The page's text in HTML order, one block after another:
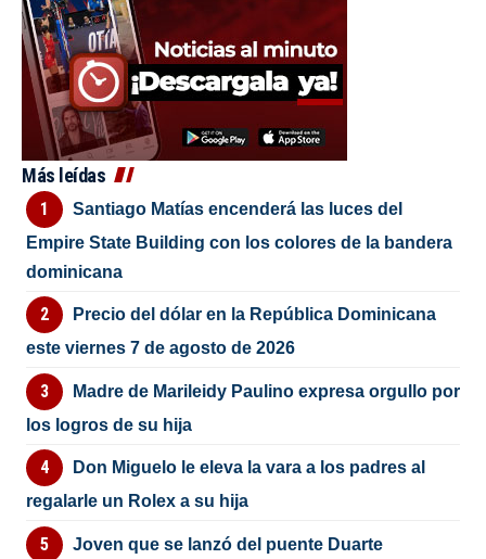
Más leídas
Santiago Matías encenderá las luces del
Empire State Building con los colores de la bandera
dominicana
Precio del dólar en la República Dominicana
este viernes 7 de agosto de 2026
Madre de Marileidy Paulino expresa orgullo por
los logros de su hija
Don Miguelo le eleva la vara a los padres al
regalarle un Rolex a su hija
Joven que se lanzó del puente Duarte